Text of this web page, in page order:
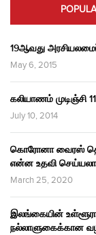
19ஆவது
May 6, 2015
கலியாணம் முடிஞ்சி
July 10, 2014
கொரோனா வைரஸ்
என்ன உதவி
March 25, 2020
இலங்கையின்
நல்லாளுகைக்கான